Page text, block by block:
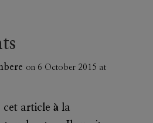
on 6 October 2015 at
article à la